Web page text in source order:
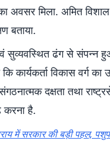
अवसर मिला. अमित
बताया.
एवं सुव्यवस्थित ढंग से संपन्न
कार्यकर्ता विकास वर्ग का
दक्षता तथा
है.
में सरकार की बड़ी पहल,